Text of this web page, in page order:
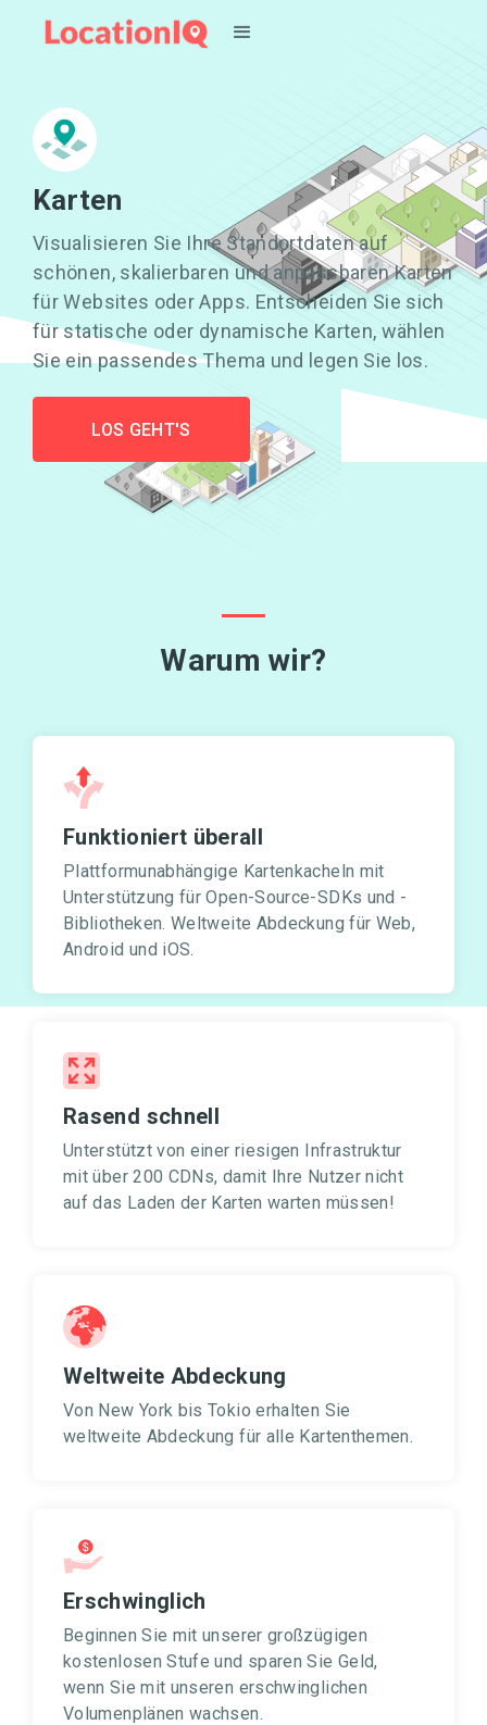
Karten
Visualisieren Sie Ihre Standortdaten auf
schönen, skalierbaren und anpassbaren Karten
für Websites oder Apps. Entscheiden Sie sich
für statische oder dynamische Karten, wählen
Sie ein passendes Thema und legen Sie los.
LOS GEHT'S
Warum wir?
Funktioniert überall
Plattformunabhängige Kartenkacheln mit
Unterstützung für Open-Source-SDKs und -
Bibliotheken. Weltweite Abdeckung für Web,
Android und iOS.
Rasend schnell
Unterstützt von einer riesigen Infrastruktur
mit über 200 CDNs, damit Ihre Nutzer nicht
auf das Laden der Karten warten müssen!
Weltweite Abdeckung
Von New York bis Tokio erhalten Sie
weltweite Abdeckung für alle Kartenthemen.
Erschwinglich
Beginnen Sie mit unserer großzügigen
kostenlosen Stufe und sparen Sie Geld,
wenn Sie mit unseren erschwinglichen
Volumenplänen wachsen.